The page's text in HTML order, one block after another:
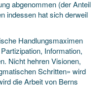
abgenommen (der Anteil
indessen hat sich derweil
Handlungsmaximen
Information,
Nicht hehren Visionen,
Schritten» wird
die Arbeit von Berns